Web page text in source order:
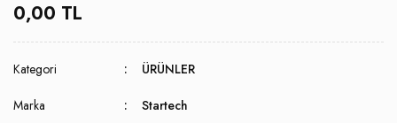
0,00 TL
Kategori ÜRÜNLER
Marka Startech